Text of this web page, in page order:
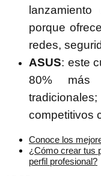
porque
redes,
ASUS: este
80% más
competitivos
Conoce los
¿Cómo crear tus
perfil profesional?